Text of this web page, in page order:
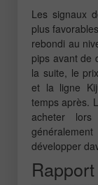
Les signaux
plus
rebondi au
pips avant de
la suite, le
et la ligne
temps après.
acheter
développer